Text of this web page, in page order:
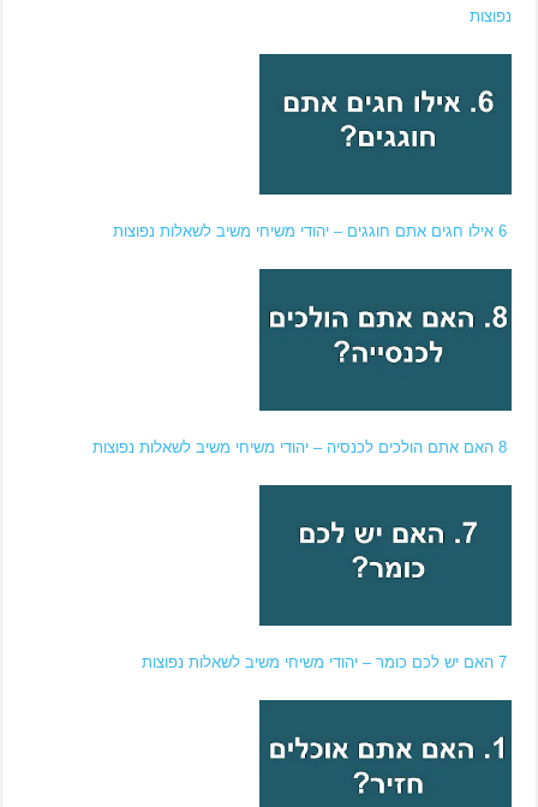
נפוצות
6 אילו חגים אתם חוגגים – יהודי משיחי משיב לשאלות נפוצות
8 האם אתם הולכים לכנסיה – יהודי משיחי משיב לשאלות נפוצות
7 האם יש לכם כומר – יהודי משיחי משיב לשאלות נפוצות